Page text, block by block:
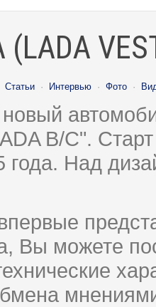
Статьи · Интервью · Фото ·
новый
B/C".
года. Над
Вы можете